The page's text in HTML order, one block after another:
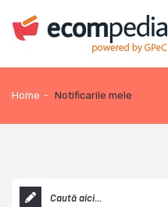
Home - Notificarile mele